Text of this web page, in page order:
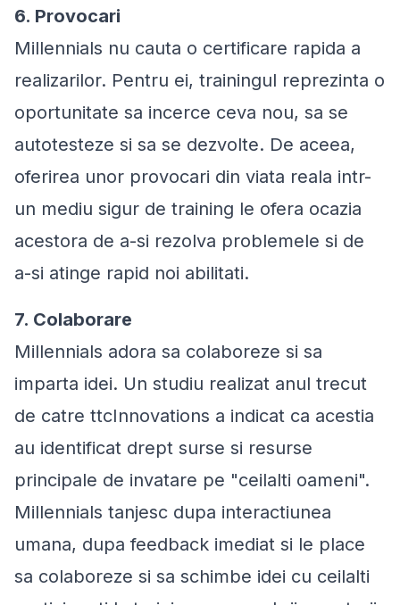
6. Provocari
Millennials nu cauta o certificare rapida a
realizarilor. Pentru ei, trainingul reprezinta o
oportunitate sa incerce ceva nou, sa se
autotesteze si sa se dezvolte. De aceea,
oferirea unor provocari din viata reala intr-
un mediu sigur de training le ofera ocazia
acestora de a-si rezolva problemele si de
a-si atinge rapid noi abilitati.
7. Colaborare
Millennials adora sa colaboreze si sa
imparta idei. Un studiu realizat anul trecut
de catre ttcInnovations a indicat ca acestia
au identificat drept surse si resurse
principale de invatare pe "ceilalti oameni".
Millennials tanjesc dupa interactiunea
umana, dupa feedback imediat si le place
sa colaboreze si sa schimbe idei cu ceilalti